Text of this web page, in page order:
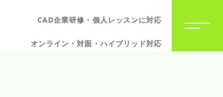
CAD企業研修・個人レッスンに対応
オンライン・対面・ハイブリッド対応